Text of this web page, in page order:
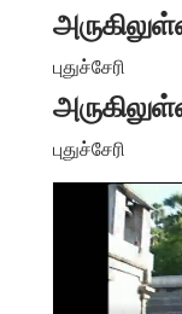
புதுச்சேரி
புதுச்சேரி